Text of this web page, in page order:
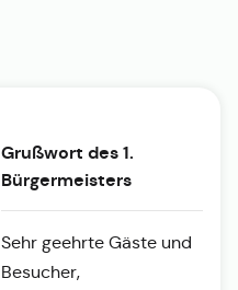
Grußwort des 1.
Bürgermeisters
Sehr geehrte Gäste und
Besucher,